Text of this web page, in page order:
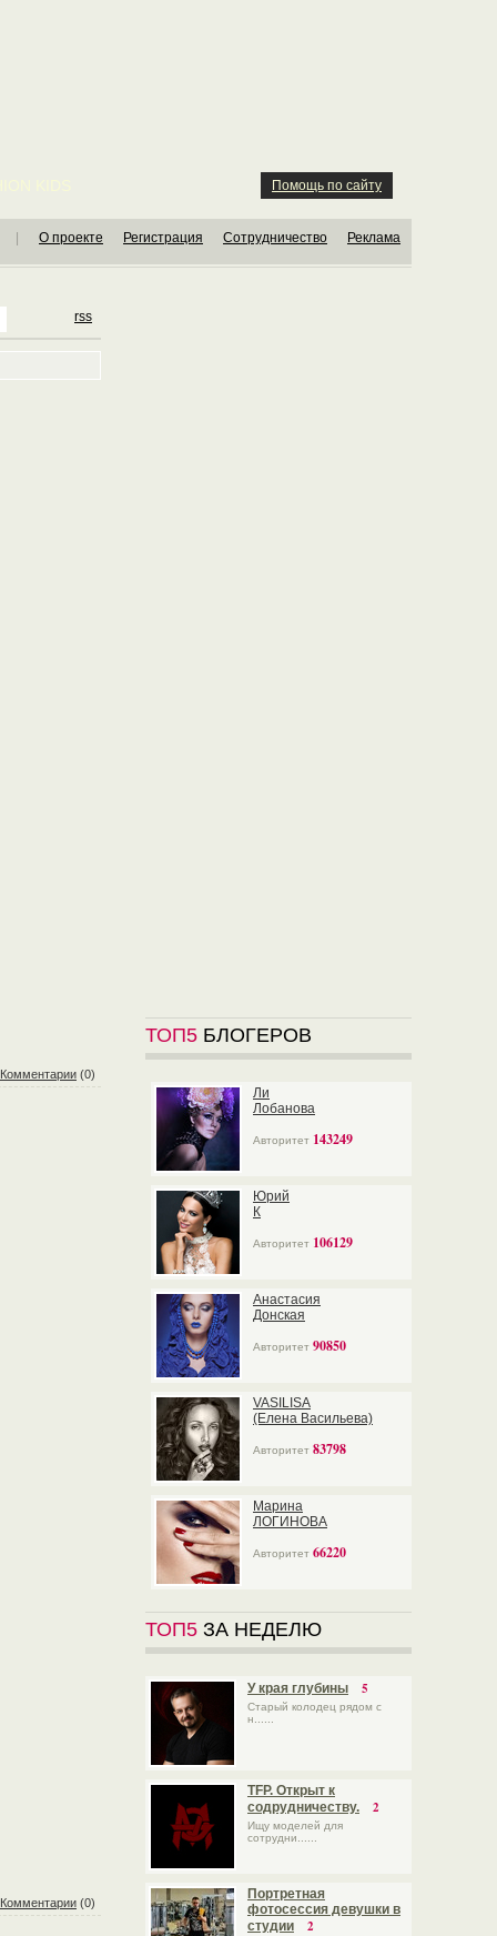
Помощь по сайту
О проекте Регистрация Сотрудничество Реклама
rss
Комментарии (0)
Комментарии (0)
ТОП5 БЛОГЕРОВ
Ли
Лобанова
Авторитет 143249
Юрий
К
Авторитет 106129
Анастасия
Донская
Авторитет 90850
VASILISA
(Елена Васильева)
Авторитет 83798
Марина
ЛОГИНОВА
Авторитет 66220
ТОП5 ЗА НЕДЕЛЮ
У края глубины 5
Старый колодец рядом с
н......
TFP. Открыт к
содрудничеству.
2
Ищу моделей для
сотрудни......
Портретная
фотосессия девушки в
студии
2